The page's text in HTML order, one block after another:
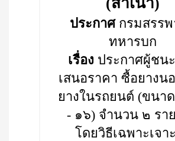
ประกาศกรมสรรพ
ทหารบก
เรื่อง ประกาศผู้ชน
เสนอราคา ซื้อยางน
ยางในรถยนต์ (ขนา
- ๑๖) จำนวน ๒ รา
โดยวิธีเฉพาะเจา